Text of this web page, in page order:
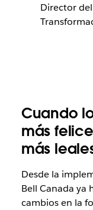
Director
Cuando
más
más
Desde la
Bell Canada ya
cambios en la